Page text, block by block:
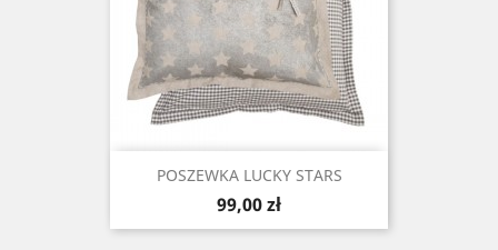
POSZEWKA LUCKY STARS
Cena
99,00 zł